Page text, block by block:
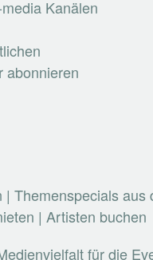
Kanälen
abonnieren
| Themenspecials aus
| Artisten buchen
für die